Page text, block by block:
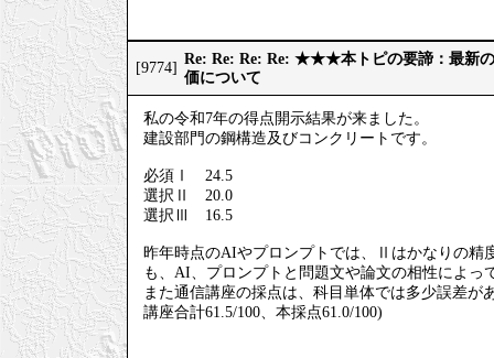
[9774]
Re: Re: Re: Re: ★★★本トピの要諦：最新
価について
私の令和7年の得点開示結果が来ました。
建設部門の鋼構造及びコンクリートです。
必須Ⅰ 24.5
選択Ⅱ 20.0
選択Ⅲ 16.5
昨年時点のAIやプロンプトでは、Ⅱはかなりの
も、AI、プロンプトと問題文や論文の相性によっ
また通信講座の採点は、科目単体では多少誤差
講座合計61.5/100、本採点61.0/100)